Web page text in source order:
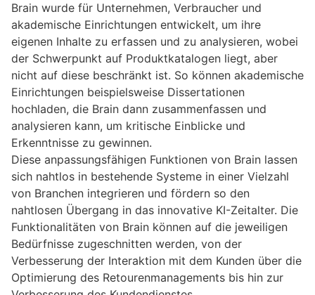
Brain wurde für Unternehmen, Verbraucher und
akademische Einrichtungen entwickelt, um ihre
eigenen Inhalte zu erfassen und zu analysieren, wobei
der Schwerpunkt auf Produktkatalogen liegt, aber
nicht auf diese beschränkt ist. So können akademische
Einrichtungen beispielsweise Dissertationen
hochladen, die Brain dann zusammenfassen und
analysieren kann, um kritische Einblicke und
Erkenntnisse zu gewinnen.
Diese anpassungsfähigen Funktionen von Brain lassen
sich nahtlos in bestehende Systeme in einer Vielzahl
von Branchen integrieren und fördern so den
nahtlosen Übergang in das innovative KI-Zeitalter. Die
Funktionalitäten von Brain können auf die jeweiligen
Bedürfnisse zugeschnitten werden, von der
Verbesserung der Interaktion mit dem Kunden über die
Optimierung des Retourenmanagements bis hin zur